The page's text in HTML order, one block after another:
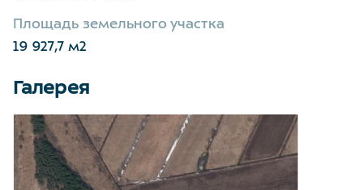
Площадь земельного участка
19 927,7 м2
Галерея